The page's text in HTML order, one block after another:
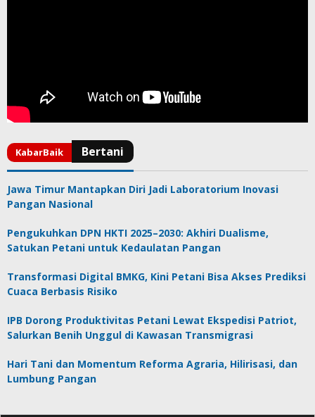
Jawa Timur Mantapkan Diri Jadi Laboratorium Inovasi
Pangan Nasional
Pengukuhkan DPN HKTI 2025–2030: Akhiri Dualisme,
Satukan Petani untuk Kedaulatan Pangan
Transformasi Digital BMKG, Kini Petani Bisa Akses Prediksi
Cuaca Berbasis Risiko
IPB Dorong Produktivitas Petani Lewat Ekspedisi Patriot,
Salurkan Benih Unggul di Kawasan Transmigrasi
Hari Tani dan Momentum Reforma Agraria, Hilirisasi, dan
Lumbung Pangan